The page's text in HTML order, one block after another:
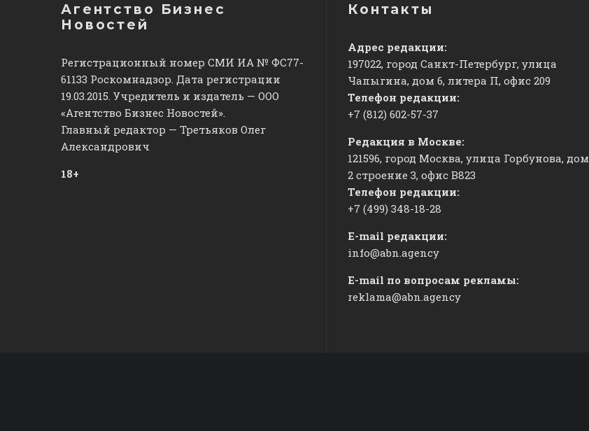
Агентство Бизнес
Новостей
Регистрационный номер СМИ ИА № ФС77-
61133 Роскомнадзор. Дата регистрации
19.03.2015. Учредитель и издатель — ООО
«Агентство Бизнес Новостей».
Главный редактор — Третьяков Олег
Александрович
18+
Контакты
Адрес редакции:
197022, город Санкт-Петербург, улица
Чапыгина, дом 6, литера П, офис 209
Телефон редакции:
+7 (812) 602-57-37
Редакция в Москве:
121596, город Москва, улица Горбунова, дом
2 строение 3, офис ​В823
Телефон редакции:
+7 (499) 348-18-28
E-mail редакции:
info@abn.agency
E-mail по вопросам рекламы:
reklama@abn.agency